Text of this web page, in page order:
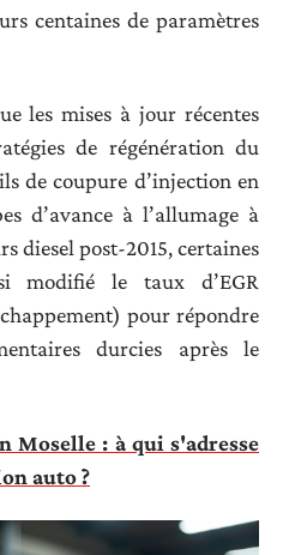
centaines de paramètres
les mises à jour récentes
de régénération du
de coupure d’injection en
d’avance à l’allumage à
diesel post-2015, certaines
modifié le taux d’EGR
pour répondre
durcies après le
Moselle : à qui s'adresse
auto ?